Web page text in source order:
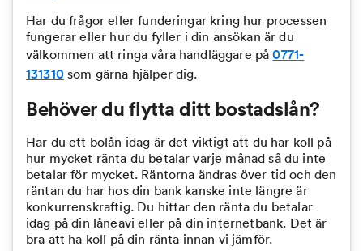
Har du frågor eller funderingar kring hur processen
fungerar eller hur du fyller i din ansökan är du
välkommen att ringa våra handläggare på0771-
131310som gärna hjälper dig.
Behöver du flytta ditt bostadslån?
Har du ett bolån idag är det viktigt att du har koll på
hur mycket ränta du betalar varje månad så du inte
betalar för mycket. Räntorna ändras över tid och den
räntan du har hos din bank kanske inte längre är
konkurrenskraftig. Du hittar den ränta du betalar
idag på din låneavi eller på din internetbank. Det är
bra att ha koll på din ränta innan vi jämför.